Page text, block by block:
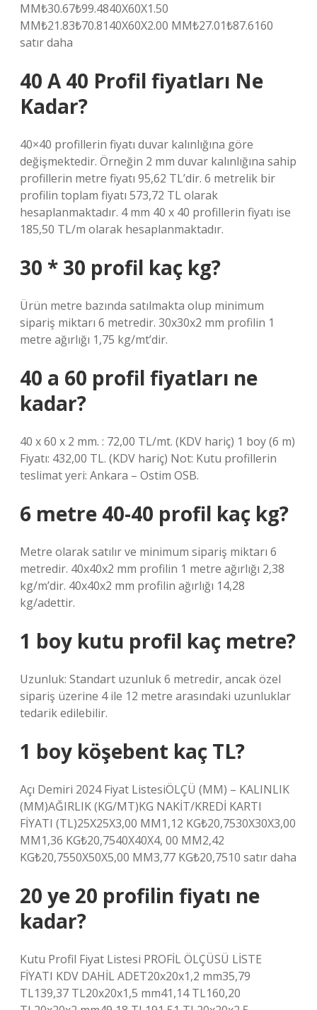
MM₺30.67₺99.4840X60X1.50
MM₺21.83₺70.8140X60X2.00 MM₺27.01₺87.6160
satır daha
40 A 40 Profil fiyatları Ne
Kadar?
40×40 profillerin fiyatı duvar kalınlığına göre
değişmektedir. Örneğin 2 mm duvar kalınlığına sahip
profillerin metre fiyatı 95,62 TL’dir. 6 metrelik bir
profilin toplam fiyatı 573,72 TL olarak
hesaplanmaktadır. 4 mm 40 x 40 profillerin fiyatı ise
185,50 TL/m olarak hesaplanmaktadır.
30 * 30 profil kaç kg?
Ürün metre bazında satılmakta olup minimum
sipariş miktarı 6 metredir. 30x30x2 mm profilin 1
metre ağırlığı 1,75 kg/mt’dir.
40 a 60 profil fiyatları ne
kadar?
40 x 60 x 2 mm. : 72,00 TL/mt. (KDV hariç) 1 boy (6 m)
Fiyatı: 432,00 TL. (KDV hariç) Not: Kutu profillerin
teslimat yeri: Ankara – Ostim OSB.
6 metre 40-40 profil kaç kg?
Metre olarak satılır ve minimum sipariş miktarı 6
metredir. 40x40x2 mm profilin 1 metre ağırlığı 2,38
kg/m’dir. 40x40x2 mm profilin ağırlığı 14,28
kg/adettir.
1 boy kutu profil kaç metre?
Uzunluk: Standart uzunluk 6 metredir, ancak özel
sipariş üzerine 4 ile 12 metre arasındaki uzunluklar
tedarik edilebilir.
1 boy köşebent kaç TL?
Açı Demiri 2024 Fiyat ListesiÖLÇÜ (MM) – KALINLIK
(MM)AĞIRLIK (KG/MT)KG NAKİT/KREDİ KARTI
FİYATI (TL)25X25X3,00 MM1,12 KG₺20,7530X30X3,00
MM1,36 KG₺20,7540X40X4, 00 MM2,42
KG₺20,7550X50X5,00 MM3,77 KG₺20,7510 satır daha
20 ye 20 profilin fiyatı ne
kadar?
Kutu Profil Fiyat Listesi PROFİL ÖLÇÜSÜ LİSTE
FİYATI KDV DAHİL ADET20x20x1,2 mm35,79
TL139,37 TL20x20x1,5 mm41,14 TL160,20